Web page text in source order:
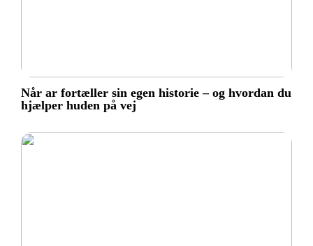
Når ar fortæller sin egen historie – og hvordan du
hjælper huden på vej